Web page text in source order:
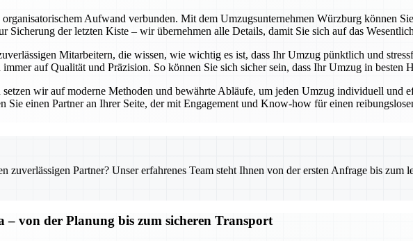
Aufwand verbunden. Mit dem Umzugsunternehmen Würzburg können
Sicherung der letzten Kiste – wir übernehmen alle Details, damit Sie sich auf das
Mitarbeitern, die wissen, wie wichtig es ist, dass Ihr Umzug pünktlich und
auf Qualität und Präzision. So können Sie sich sicher sein, dass Ihr Umzug in besten
wir auf moderne Methoden und bewährte Abläufe, um jeden Umzug individuell und
Sie einen Partner an Ihrer Seite, der mit Engagement und Know-how für einen
zuverlässigen Partner? Unser erfahrenes Team steht Ihnen von der ersten Anfrage bis
– von der Planung bis zum sicheren Transport